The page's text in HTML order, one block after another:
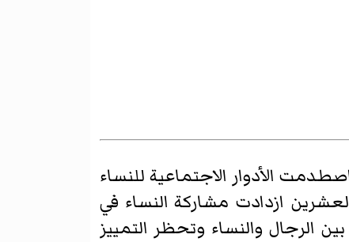
الأدوار الاجتماعية للنساء
العشرين ازدادت مشاركة النساء في
الرجال والنساء وتحظر التمييز